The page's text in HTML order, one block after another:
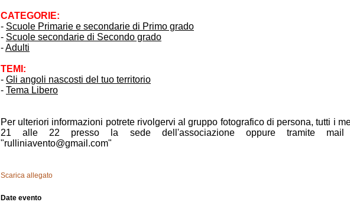
CATEGORIE:
- Scuole Primarie e secondarie di Primo grado
- Scuole secondarie di Secondo grado
-Adulti
TEMI :
- Gli angoli nascosti del tuo territorio
- Tema Libero
Per ulteriori informazioni potrete rivolgervi al gruppo fotografico di persona, tutti i
21 alle 22 presso la sede dell'associazione oppure tramite mail
"rulliniavento@gmail.com"
Scarica allegato
Date evento